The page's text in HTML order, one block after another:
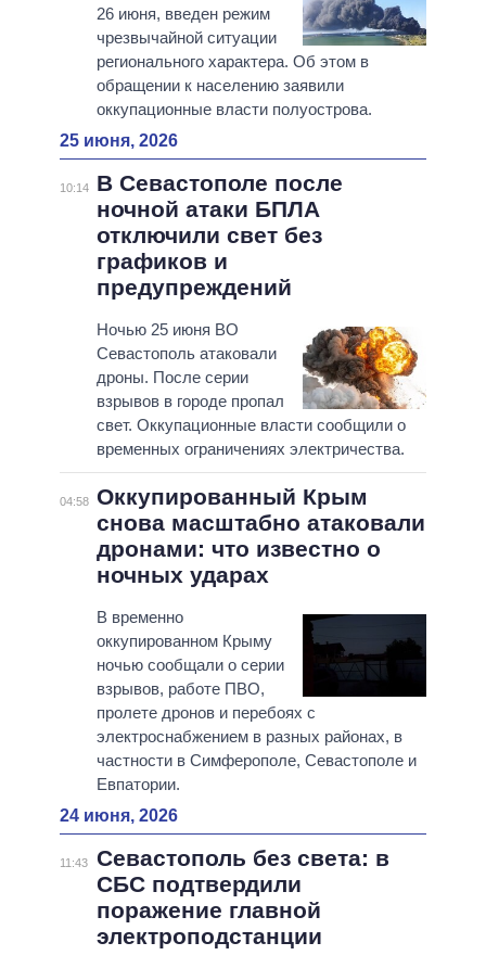
26 июня, введен режим
чрезвычайной ситуации
регионального характера. Об этом в
обращении к населению заявили
оккупационные власти полуострова.
25 июня, 2026
10:14
В Севастополе после
ночной атаки БПЛА
отключили свет без
графиков и
предупреждений
Ночью 25 июня ВО
Севастополь атаковали
дроны. После серии
взрывов в городе пропал
свет. Оккупационные власти сообщили о
временных ограничениях электричества.
04:58 Оккупированный Крым
снова масштабно атаковали
дронами: что известно о
ночных ударах
В временно
оккупированном Крыму
ночью сообщали о серии
взрывов, работе ПВО,
пролете дронов и перебоях с
электроснабжением в разных районах, в
частности в Симферополе, Севастополе и
Евпатории.
24 июня, 2026
11:43
Севастополь без света: в
СБС подтвердили
поражение главной
электроподстанции